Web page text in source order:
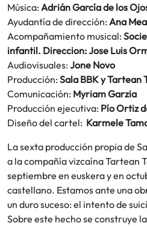
Música: Adrián García de los
Ayudantía de dirección: Ana
Acompañamiento musical:
infantil. Direccion: Jose Luis
Audiovisuales: Jone Novo
Producción: Sala BBK y Tartean
Comunicación: Myriam Garzia
Producción ejecutiva: Pío Ortiz
Diseño del cartel: Karmele
La sexta producción propia de
a la compañía vizcaína Tartean
septiembre en euskera y en
castellano. Estamos ante una
un duro suceso: el intento de
Sobre este hecho se construye